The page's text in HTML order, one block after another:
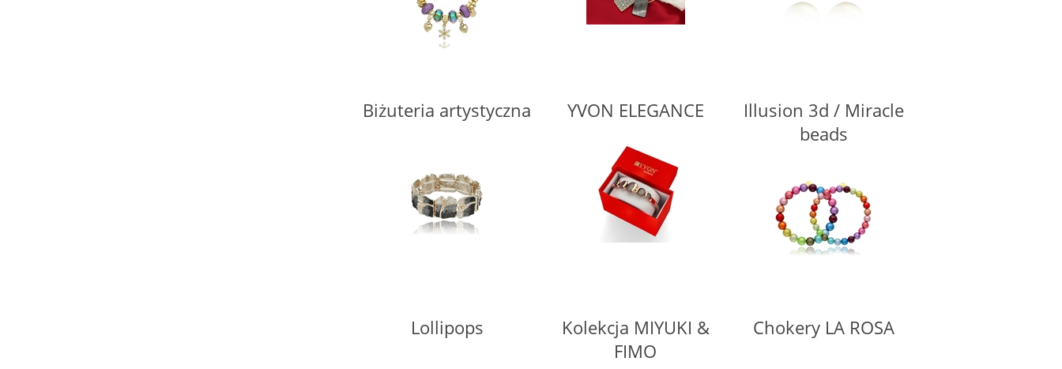
Biżuteria artystyczna YVON ELEGANCE
Illusion 3d / Miracle
beads
Lollipops
Kolekcja MIYUKI &
FIMO
Chokery LA ROSA